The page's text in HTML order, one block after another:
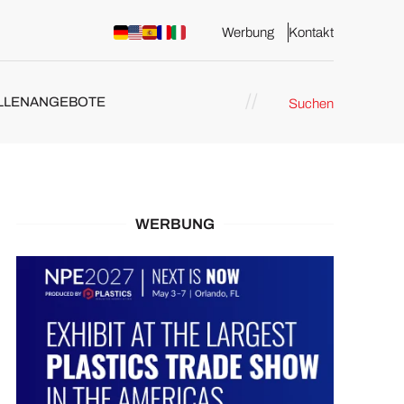
Werbung Kontakt
Suchen
WERBUNG